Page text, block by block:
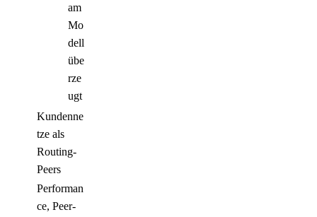
am
Mo
dell
übe
rze
ugt
Kundenne
tze als
Routing-
Peers
Performan
ce, Peer-